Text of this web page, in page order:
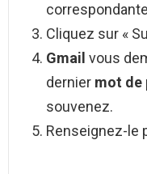
Cliquez sur «
Gmail vous
dernier mot de
souvenez.
Renseignez-le